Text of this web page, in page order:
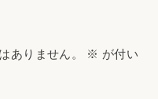
ありません。 ※ が付い